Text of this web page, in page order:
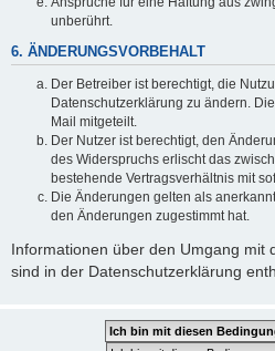
unberührt.
6. ÄNDERUNGSVORBEHALT
Der Betreiber ist berechtigt, die
Datenschutzerklärung zu ändern.
Mail mitgeteilt.
Der Nutzer ist berechtigt, den
des Widerspruchs erlischt das
bestehende Vertragsverhältnis mit
Die Änderungen gelten als
den Änderungen zugestimmt hat.
Informationen über den Umgang mit
sind in der Datenschutzerklärung